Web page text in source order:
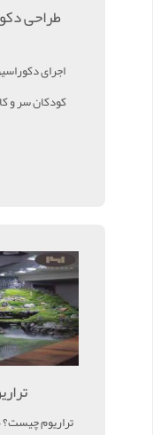
طراحی
اجرای
کودکان سر و
تراریوم چیست؟